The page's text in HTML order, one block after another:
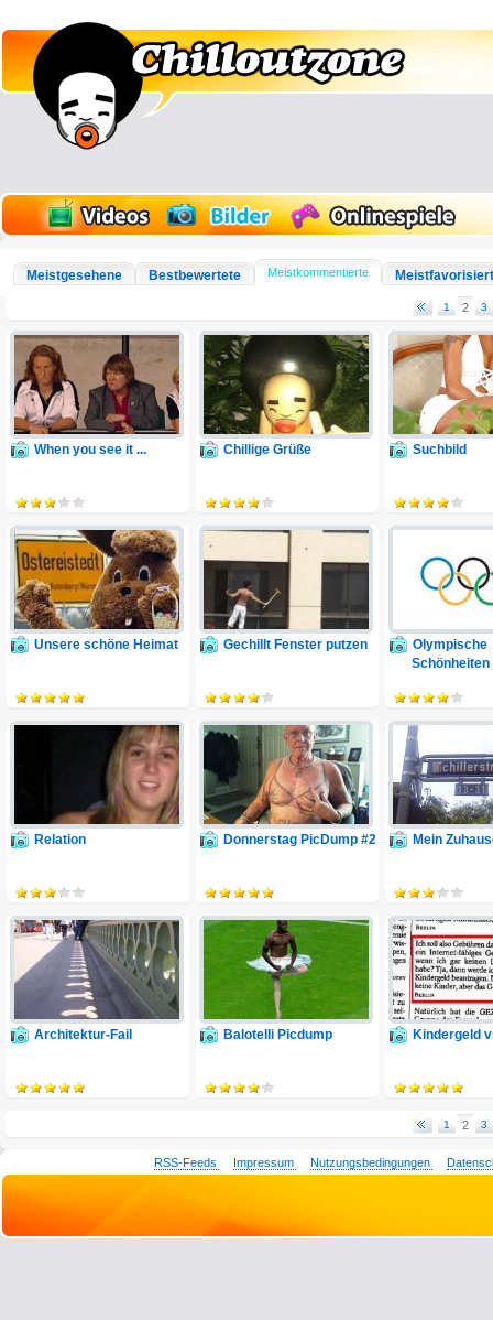
Meistgesehene Bestbewertete Meistkommentierte
1 2 3
When you see it ... Chillige Grüße Suchbild
Unsere schöne Heimat Gechillt Fenster putzen
Olympische
Schönheiten
Relation Donnerstag PicDump #2 Mein
Architektur-Fail Balotelli Picdump Kindergeld
1 2 3
RSS-Feeds Impressum Nutzungsbedingungen